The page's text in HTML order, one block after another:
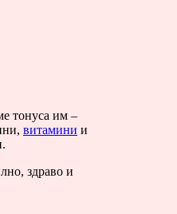
тонуса им –
витамини и
здраво и